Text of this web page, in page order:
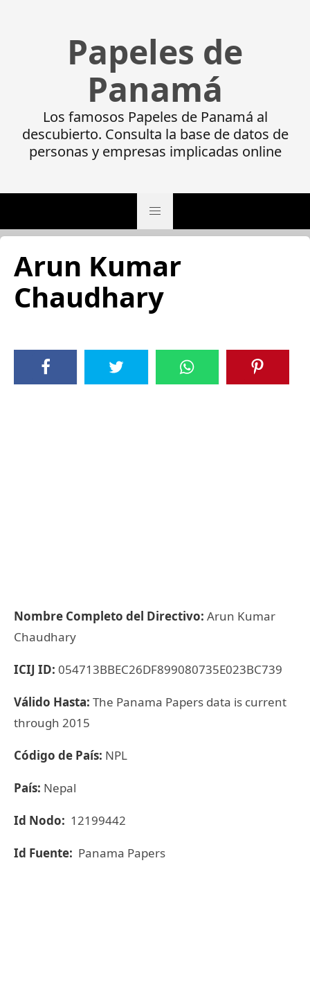
Papeles de
Panamá
Los famosos Papeles de Panamá al
descubierto. Consulta la base de datos de
personas y empresas implicadas online
Arun Kumar
Chaudhary
Nombre Completo del Directivo: Arun Kumar
Chaudhary
ICIJ ID: 054713BBEC26DF899080735E023BC739
Válido Hasta: The Panama Papers data is current
through 2015
Código de País: NPL
País: Nepal
Id Nodo: 12199442
Id Fuente: Panama Papers